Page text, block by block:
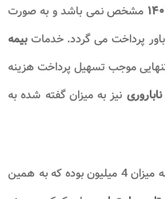
مشخص نمی باشد و به صورت
پرداخت می گردد. خدماتبیمه
موجب تسهیل پرداخت هزینه
نیز به میزان گفته شده به
در ایران به میزان 4 میلیون بوده که به همین